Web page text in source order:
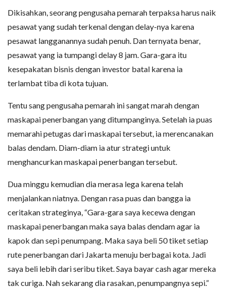
Dikisahkan, seorang pengusaha pemarah terpaksa harus naik
pesawat yang sudah terkenal dengan delay-nya karena
pesawat langganannya sudah penuh. Dan ternyata benar,
pesawat yang ia tumpangi delay 8 jam. Gara-gara itu
kesepakatan bisnis dengan investor batal karena ia
terlambat tiba di kota tujuan.
Tentu sang pengusaha pemarah ini sangat marah dengan
maskapai penerbangan yang ditumpanginya. Setelah ia puas
memarahi petugas dari maskapai tersebut, ia merencanakan
balas dendam. Diam-diam ia atur strategi untuk
menghancurkan maskapai penerbangan tersebut.
Dua minggu kemudian dia merasa lega karena telah
menjalankan niatnya. Dengan rasa puas dan bangga ia
ceritakan strateginya, “Gara-gara saya kecewa dengan
maskapai penerbangan maka saya balas dendam agar ia
kapok dan sepi penumpang. Maka saya beli 50 tiket setiap
rute penerbangan dari Jakarta menuju berbagai kota. Jadi
saya beli lebih dari seribu tiket. Saya bayar cash agar mereka
tak curiga. Nah sekarang dia rasakan, penumpangnya sepi.”